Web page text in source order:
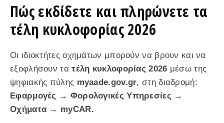
Πώς εκδίδετε και πληρώνετε τα
τέλη κυκλοφορίας 2026
Οι ιδιοκτήτες οχημάτων μπορούν να βρουν και να
εξοφλήσουν τατέλη κυκλοφορίας 2026 μέσω της
ψηφιακής πύλης myaade.gov.gr, στη διαδρομή:
Εφαρμογές → Φορολογικές Υπηρεσίες →
Οχήματα → myCAR.